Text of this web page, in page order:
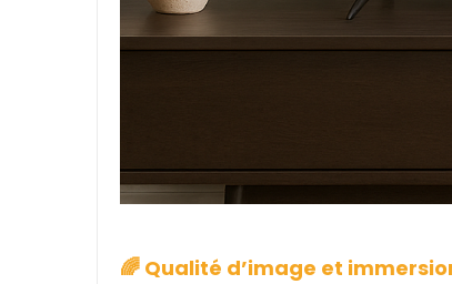
🌈 Qualité d’image et